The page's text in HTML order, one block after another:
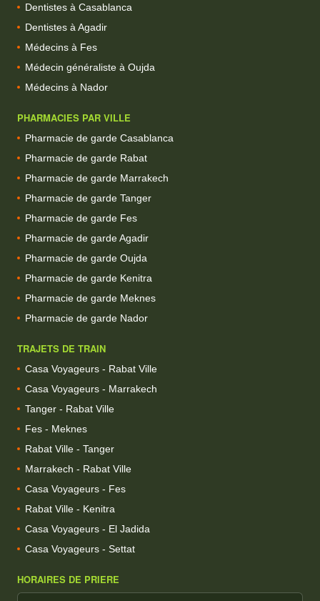
Dentistes à Casablanca
Dentistes à Agadir
Médecins à Fes
Médecin généraliste à Oujda
Médecins à Nador
PHARMACIES PAR VILLE
Pharmacie de garde Casablanca
Pharmacie de garde Rabat
Pharmacie de garde Marrakech
Pharmacie de garde Tanger
Pharmacie de garde Fes
Pharmacie de garde Agadir
Pharmacie de garde Oujda
Pharmacie de garde Kenitra
Pharmacie de garde Meknes
Pharmacie de garde Nador
TRAJETS DE TRAIN
Casa Voyageurs - Rabat Ville
Casa Voyageurs - Marrakech
Tanger - Rabat Ville
Fes - Meknes
Rabat Ville - Tanger
Marrakech - Rabat Ville
Casa Voyageurs - Fes
Rabat Ville - Kenitra
Casa Voyageurs - El Jadida
Casa Voyageurs - Settat
HORAIRES DE PRIERE